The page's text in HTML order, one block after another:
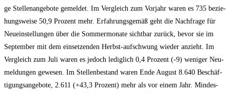
ge Stel­len­an­ge­bo­te gemel­det. Im Ver­gleich zum Vor­jahr waren es 735 bezie­
hungs­wei­se 50,9 Pro­zent mehr. Erfah­rungs­ge­mäß geht die Nach­fra­ge für
Neu­ein­stel­lun­gen über die Som­mer­mo­na­te sicht­bar zurück, bevor sie im
Sep­tem­ber mit dem ein­set­zen­den Herbst-auf­schwung wie­der anzieht. Im
Ver­gleich zum Juli waren es jedoch ledig­lich 0,4 Pro­zent (-9) weni­ger Neu­
mel­dun­gen gewe­sen. Im Stel­len­be­stand waren Ende August 8.640 Beschäf­
ti­gungs­an­ge­bo­te, 2.611 (+43,3 Pro­zent) mehr als vor einem Jahr. Min­des­